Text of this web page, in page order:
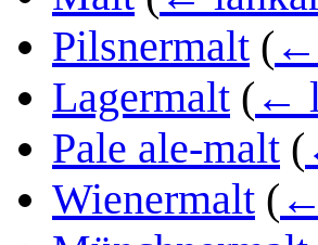
Pilsnermalt ( ←
Lagermalt ( ←
Pale ale-malt (
Wienermalt (